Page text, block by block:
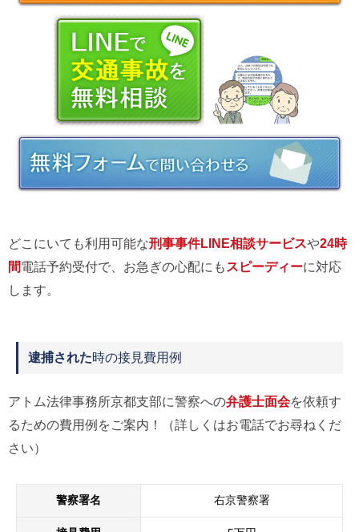
どこにいても利用可能な刑事事件LINE相談サービスや24時
間電話予約受付で、お急ぎの心配にも スピーディーに対応
します。
逮捕された時の接見費用例
アトム法律事務所京都支部に警察への弁護士面会を依頼す
るための費用例をご案内！（詳しくはお電話でお尋ねくだ
さい）
警察署名 右京警察署